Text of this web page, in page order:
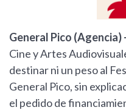
General Pico (Agencia)
Cine y Artes
destinar ni un peso al
General Pico, sin
el pedido de